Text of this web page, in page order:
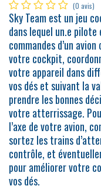
(0 avis)
Sky Team est un jeu
dans lequel un.e
commandes d’un
votre cockpit,
votre appareil dans
vos dés et suivant la
prendre les bonnes
votre atterrissage.
l’axe de votre avion,
sortez les trains
contrôle, et
pour améliorer votre
vos dés.